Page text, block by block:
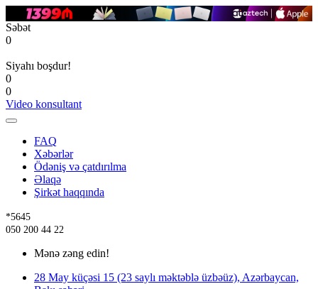
Səbət
0
Siyahı boşdur!
0
0
Video konsultant
FAQ
Xəbərlər
Ödəniş və çatdırılma
Əlaqə
Şirkət haqqında
*5645
050 200 44 22
Mənə zəng edin!
28 May küçəsi 15 (23 saylı məktəblə üzbəüz), Azərbaycan,